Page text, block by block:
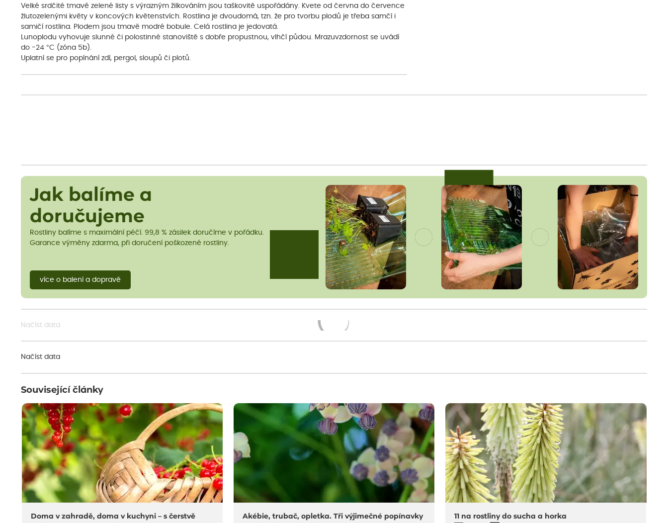
Velké srdčité tmavě zelené listy s výrazným žilkováním jsou taškovitě uspořádány. Kvete od června do července
žlutozelenými květy v koncových květenstvích. Rostlina je dvoudomá, tzn. že pro tvorbu plodů je třeba samčí i
samičí rostlina. Plodem jsou tmavě modré bobule. Celá rostlina je jedovatá.
Lunoplodu vyhovuje slunné či polostinné stanoviště s dobře propustnou, vlhčí půdou. Mrazuvzdornost se uvádí
do -24 °C (zóna 5b).
Uplatní se pro popínání zdí, pergol, sloupů či plotů.
Jak balíme a
doručujeme
Rostliny balíme s maximální péčí. 99,8 % zásilek doručíme v pořádku.
Garance výměny zdarma, při doručení poškozené rostliny.
více o balení a dopravě
Načíst data
Načíst data
Související články
Doma v zahradě, doma v kuchyni – s čerstvě
Akébie, trubač, opletka. Tři výjimečné popínavky
11 na rostliny do sucha a horka